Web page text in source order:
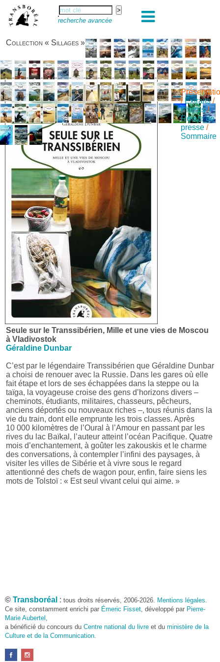
recherche avancée
Collection « Sillages »
/ Extraits/
Photos/
Revue de
presse /
Sommaire
Seule sur le Transsibérien, Mille et une vies de Moscou
à Vladivostok
Géraldine Dunbar
C’est par le légendaire Transsibérien que Géraldine Dunbar
a choisi de renouer avec la Russie. Dans les gares où elle
fait étape et lors de ses échappées dans la steppe ou la
taïga, la voyageuse croise des gens d’horizons divers –
cheminots, étudiants, militaires, chasseurs, pêcheurs,
anciens déportés ou nouveaux riches –, tous réunis dans la
vie du train, dont elle emprunte les trois classes. Après
10 000 kilomètres de l’Oural à l’Amour en passant par les
rives du lac Baïkal, l’auteur atteint l’océan Pacifique. Quatre
mois d’enchantement, à goûter les zakouskis et le charme
des conversations, à contempler l’infini des paysages, à
visiter les villes de Sibérie et à vivre sous le regard
attentionné des chefs de wagon pour, enfin, faire siens les
mots de Tolstoï : « Est seul vivant celui qui aime. »
© Transboréal : tous droits réservés, 2006-2026. Mentions légales.
Ce site, constamment enrichi par Émeric Fisset, développé par Pierre-
Marie Aubertel ,
a bénéficié du concours du Centre national du livre et du ministère de la
Culture et de la Communication.